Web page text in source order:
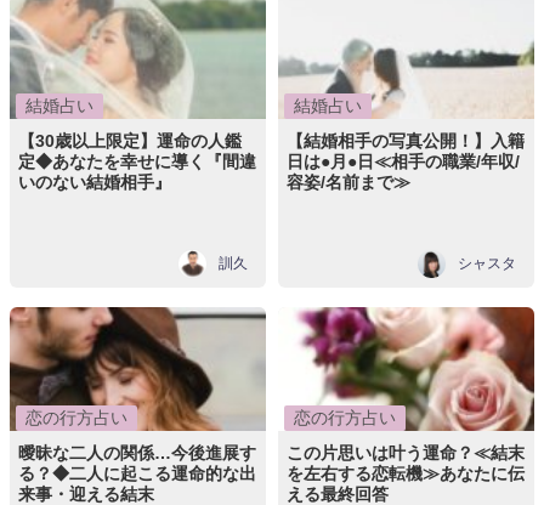
結婚占い
【30歳以上限定】運命の人鑑
定◆あなたを幸せに導く『間違
いのない結婚相手』
訓久
結婚占い
【結婚相手の写真公開！】入籍
日は●月●日≪相手の職業/年収/
容姿/名前まで≫
シャスタ
恋の行方占い
曖昧な二人の関係…今後進展す
る？◆二人に起こる運命的な出
来事・迎える結末
恋の行方占い
この片思いは叶う運命？≪結末
を左右する恋転機≫あなたに伝
える最終回答